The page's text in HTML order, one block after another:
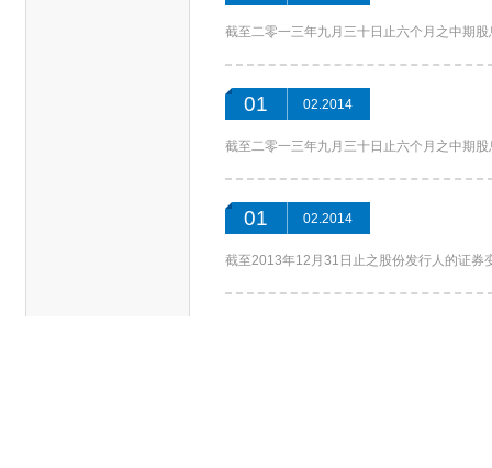
截至二零一三年九月三十日止六个月之中期
01 02.2014
截至二零一三年九月三十日止六个月之中期
01 02.2014
截至2013年12月31日止之股份发行人的证券